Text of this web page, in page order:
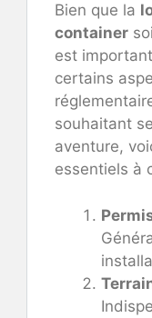
Bien que la
container
est
certains
souhaitant
aventure,
essentiels à